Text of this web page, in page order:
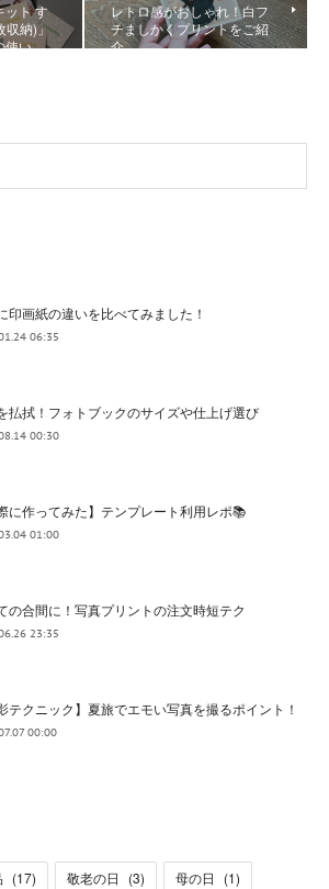
ット す
収納)」
使い…
レトロ感がおしゃれ！白フ
チましかくプリントをご紹
介
印画紙の違いを比べてみました！
06:35
払拭！フォトブックのサイズや仕上げ選び
00:30
に作ってみた】テンプレート利用レポ📚
01:00
の合間に！写真プリントの注文時短テク
23:35
テクニック】夏旅でエモい写真を撮るポイント！
00:00
(17) 敬老の日 (3) 母の日 (1)